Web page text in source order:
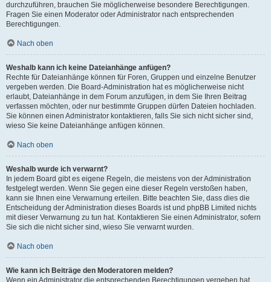
durchzuführen, brauchen Sie möglicherweise besondere Berechtigungen.
Fragen Sie einen Moderator oder Administrator nach entsprechenden
Berechtigungen.
Nach oben
Weshalb kann ich keine Dateianhänge anfügen?
Rechte für Dateianhänge können für Foren, Gruppen und einzelne Benutzer
vergeben werden. Die Board-Administration hat es möglicherweise nicht
erlaubt, Dateianhänge in dem Forum anzufügen, in dem Sie Ihren Beitrag
verfassen möchten, oder nur bestimmte Gruppen dürfen Dateien hochladen.
Sie können einen Administrator kontaktieren, falls Sie sich nicht sicher sind,
wieso Sie keine Dateianhänge anfügen können.
Nach oben
Weshalb wurde ich verwarnt?
In jedem Board gibt es eigene Regeln, die meistens von der Administration
festgelegt werden. Wenn Sie gegen eine dieser Regeln verstoßen haben,
kann sie Ihnen eine Verwarnung erteilen. Bitte beachten Sie, dass dies die
Entscheidung der Administration dieses Boards ist und phpBB Limited nichts
mit dieser Verwarnung zu tun hat. Kontaktieren Sie einen Administrator, sofern
Sie sich die nicht sicher sind, wieso Sie verwarnt wurden.
Nach oben
Wie kann ich Beiträge den Moderatoren melden?
Wenn ein Administrator die entsprechenden Berechtigungen vergeben hat,